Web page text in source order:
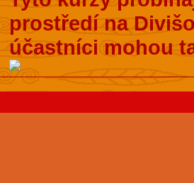
prostředí na
účastníci mohou